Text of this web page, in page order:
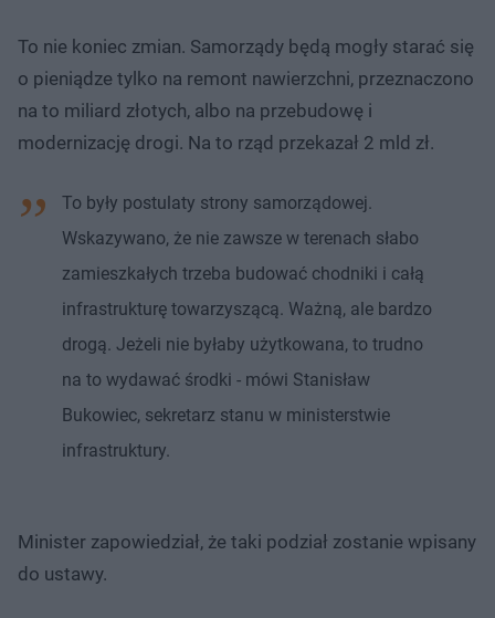
To nie koniec zmian. Samorządy będą mogły starać się
o pieniądze tylko na remont nawierzchni, przeznaczono
na to miliard złotych, albo na przebudowę i
modernizację drogi. Na to rząd przekazał 2 mld zł.
To były postulaty strony samorządowej.
Wskazywano, że nie zawsze w terenach słabo
zamieszkałych trzeba budować chodniki i całą
infrastrukturę towarzyszącą. Ważną, ale bardzo
drogą. Jeżeli nie byłaby użytkowana, to trudno
na to wydawać środki - mówi Stanisław
Bukowiec, sekretarz stanu w ministerstwie
infrastruktury.
Minister zapowiedział, że taki podział zostanie wpisany
do ustawy.